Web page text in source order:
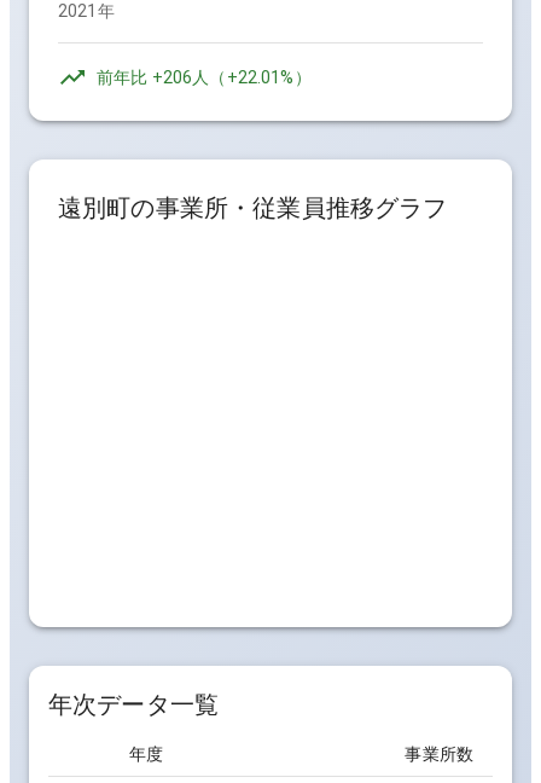
2021年
前年比 +206人 （ +22.01% ）
遠別町の事業所・従業員推移グラフ
年次データ一覧
年度 事業所数